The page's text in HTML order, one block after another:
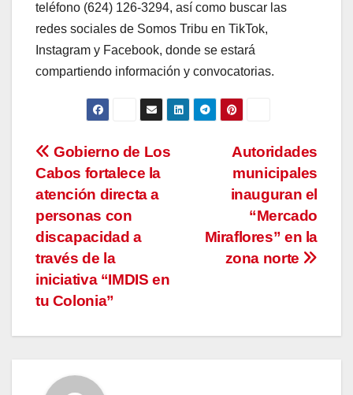
teléfono (624) 126-3294, así como buscar las
redes sociales de Somos Tribu en TikTok,
Instagram y Facebook, donde se estará
compartiendo información y convocatorias.
Navegación
de
entradas
Autoridades
municipales
inauguran el
“Mercado
Miraflores” en la
zona norte
Gobierno de Los
Cabos fortalece la
atención directa a
personas con
discapacidad a
través de la
iniciativa “IMDIS en
tu Colonia”